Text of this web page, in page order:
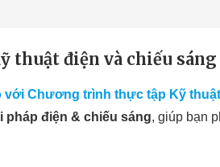
thuật điện và chiếu sáng
Chương trình thực tập Kỹ
pháp điện & chiếu sáng, giúp bạn